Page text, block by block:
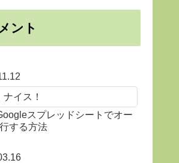
ント
イス！
スプレッドシートでオー
する方法